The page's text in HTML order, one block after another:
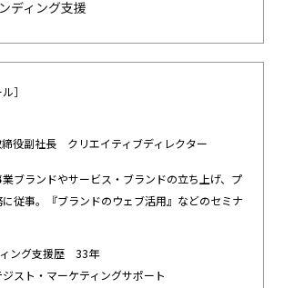
ディング支援
］
役副社長 クリエイティブディレクター
ブランドやサービス・ブランドの立ち上げ、プ
従事。『ブランドのウェブ活用』などのセミナ
ィング支援歴 33年
スト・マーケティングサポート